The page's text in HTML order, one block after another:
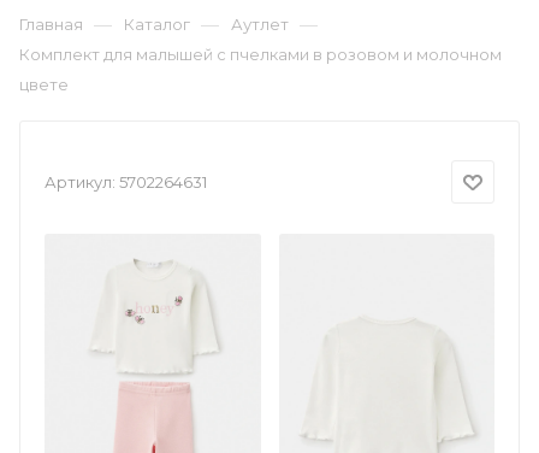
Главная — Каталог — Аутлет —
Комплект для малышей с пчелками в розовом и молочном
цвете
Артикул: 5702264631